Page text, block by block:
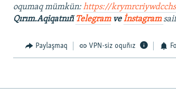
oqumaq mümkün:https://
Qırım.AqiqatnıñTelegramveİnstagram
Paylaşmaq VPN-siz oquñız